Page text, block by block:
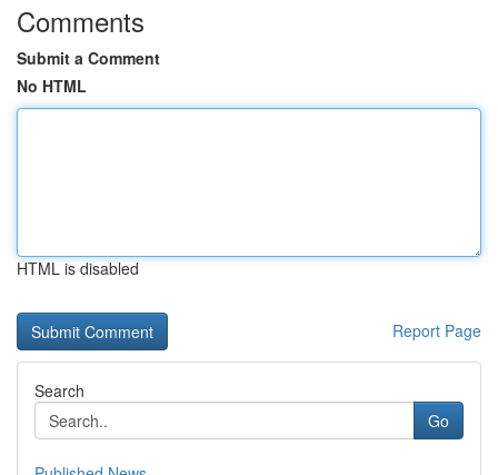
Comments
Submit a Comment
No HTML
HTML is disabled
Report Page
Search
Go